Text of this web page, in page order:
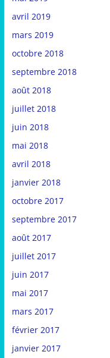
avril 2019
mars 2019
octobre 2018
septembre 2018
août 2018
juillet 2018
juin 2018
mai 2018
avril 2018
janvier 2018
octobre 2017
septembre 2017
août 2017
juillet 2017
juin 2017
mai 2017
mars 2017
février 2017
janvier 2017